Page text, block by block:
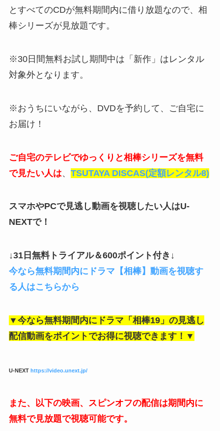
とすべてのCDが無料期間内に借り放題なので、相
棒シリーズが見放題です。
※30日間無料お試し期間中は「新作」はレンタル
対象外となります。
※おうちにいながら、DVDを予約して、ご自宅に
お届け！
ご自宅のテレビでゆっくりと相棒シリーズを無料
で見たい人は、 TSUTAYA DISCAS(定額レンタル8)
スマホやPCで見逃し動画を視聴したい人はU-
NEXTで！
↓31日無料トライアル＆600ポイント付き↓
今なら無料期間内にドラマ【相棒】動画を視聴す
る人はこちらから
▼今なら無料期間内にドラマ「相棒19」の見逃し
配信動画をポイントでお得に視聴できます！▼
U-NEXT https://video.unext.jp/
また、以下の映画、スピンオフの配信は期間内に
無料で見放題で視聴可能です。